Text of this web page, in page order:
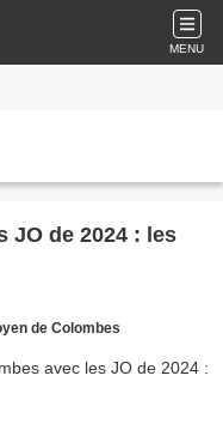
MENU
JO de 2024 : les
de Colombes